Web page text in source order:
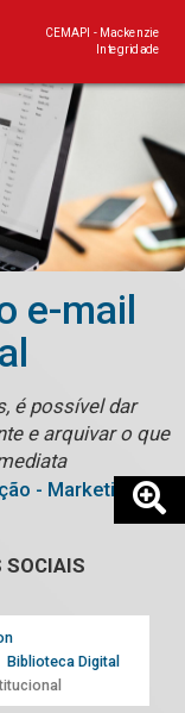
CEMAPI - Mackenzie
Integridade
e-mail
é possível dar
e arquivar o que
- Marketing
SOCIAIS
Biblioteca Digital